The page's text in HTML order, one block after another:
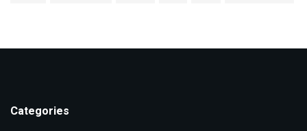
Categories